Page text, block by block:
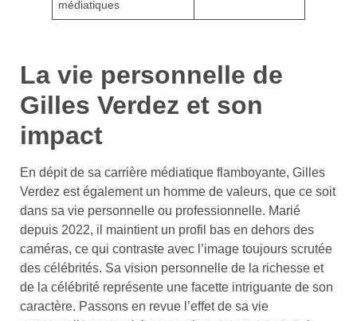
médiatiques
La vie personnelle de
Gilles Verdez et son
impact
En dépit de sa carrière médiatique flamboyante, Gilles
Verdez est également un homme de valeurs, que ce soit
dans sa vie personnelle ou professionnelle. Marié
depuis 2022, il maintient un profil bas en dehors des
caméras, ce qui contraste avec l’image toujours scrutée
des célébrités. Sa vision personnelle de la richesse et
de la célébrité représente une facette intriguante de son
caractère. Passons en revue l’effet de sa vie